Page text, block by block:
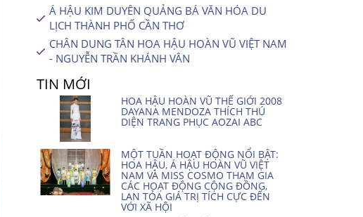
Á HẬU KIM DUYÊN QUẢNG BÁ VĂN HÓA DU
LỊCH THÀNH PHỐ CẦN THƠ
CHÂN DUNG TÂN HOA HẬU HOÀN VŨ VIỆT NAM
- NGUYỄN TRẦN KHÁNH VÂN
TIN MỚI
HOA HẬU HOÀN VŨ THẾ GIỚI 2008
DAYANA MENDOZA THÍCH THÚ
DIỆN TRANG PHỤC AOZAI ABC
MỘT TUẦN HOẠT ĐỘNG NỔI BẬT:
HOA HẬU, Á HẬU HOÀN VŨ VIỆT
NAM VÀ MISS COSMO THAM GIA
CÁC HOẠT ĐỘNG CỘNG ĐỒNG,
LAN TỎA GIÁ TRỊ TÍCH CỰC ĐẾN
VỚI XÃ HỘI